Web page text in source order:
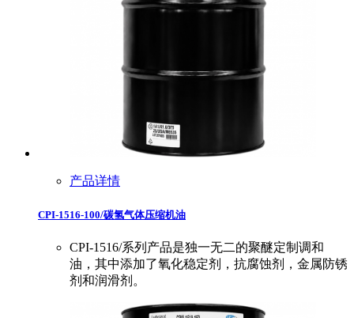
产品详情
CPI-1516-100/碳氢气体压缩机油
CPI-1516/系列产品是独一无二的聚醚定制调和
油，其中添加了氧化稳定剂，抗腐蚀剂，金属防锈
剂和润滑剂。